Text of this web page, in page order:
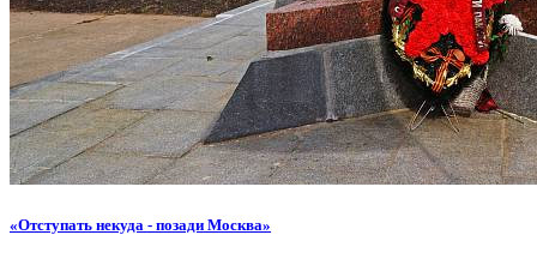
«Отступать некуда - позади Москва»